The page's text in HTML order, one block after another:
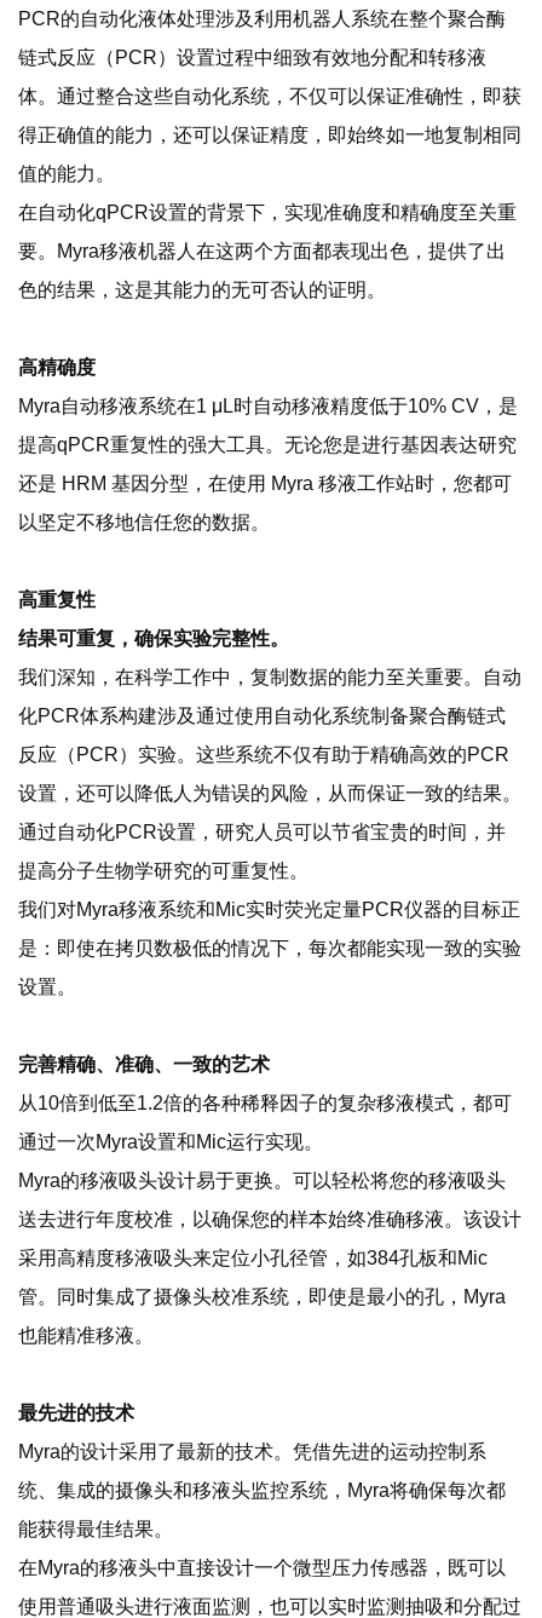
PCR的自动化液体处理涉及利用机器人系统在整个聚合酶
链式反应（PCR）设置过程中细致有效地分配和转移液
体。通过整合这些自动化系统，不仅可以保证准确性，即获
得正确值的能力，还可以保证精度，即始终如一地复制相同
值的能力。
在自动化qPCR设置的背景下，实现准确度和精确度至关重
要。Myra移液机器人在这两个方面都表现出色，提供了出
色的结果，这是其能力的无可否认的证明。
高精确度
Myra自动移液系统在1 μL时自动移液精度低于10% CV，是
提高qPCR重复性的强大工具。无论您是进行基因表达研究
还是 HRM 基因分型，在使用 Myra 移液工作站时，您都可
以坚定不移地信任您的数据。
高重复性
结果可重复，确保实验完整性。
我们深知，在科学工作中，复制数据的能力至关重要。自动
化PCR体系构建涉及通过使用自动化系统制备聚合酶链式
反应（PCR）实验。这些系统不仅有助于精确高效的PCR
设置，还可以降低人为错误的风险，从而保证一致的结果。
通过自动化PCR设置，研究人员可以节省宝贵的时间，并
提高分子生物学研究的可重复性。
我们对Myra移液系统和Mic实时荧光定量PCR仪器的目标正
是：即使在拷贝数极低的情况下，每次都能实现一致的实验
设置。
完善精确、准确、一致的艺术
从10倍到低至1.2倍的各种稀释因子的复杂移液模式，都可
通过一次Myra设置和Mic运行实现。
Myra的移液吸头设计易于更换。可以轻松将您的移液吸头
送去进行年度校准，以确保您的样本始终准确移液。该设计
采用高精度移液吸头来定位小孔径管，如384孔板和Mic
管。同时集成了摄像头校准系统，即使是最小的孔，Myra
也能精准移液。
最先进的技术
Myra的设计采用了最新的技术。凭借先进的运动控制系
统、集成的摄像头和移液头监控系统，Myra将确保每次都
能获得最佳结果。
在Myra的移液头中直接设计一个微型压力传感器，既可以
使用普通吸头进行液面监测，也可以实时监测抽吸和分配过